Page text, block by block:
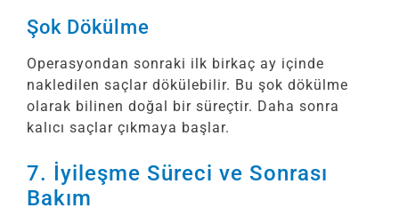
Şok Dökülme
Operasyondan sonraki ilk birkaç ay içinde
nakledilen saçlar dökülebilir. Bu şok dökülme
olarak bilinen doğal bir süreçtir. Daha sonra
kalıcı saçlar çıkmaya başlar.
7. İyileşme Süreci ve Sonrası
Bakım